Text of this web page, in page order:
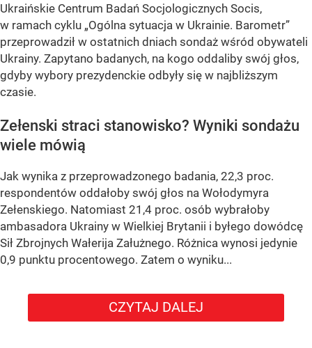
Ukraińskie Centrum Badań Socjologicznych Socis,
w ramach cyklu „Ogólna sytuacja w Ukrainie. Barometr”
przeprowadził w ostatnich dniach sondaż wśród obywateli
Ukrainy. Zapytano badanych, na kogo oddaliby swój głos,
gdyby wybory prezydenckie odbyły się w najbliższym
czasie.
Zełenski straci stanowisko? Wyniki sondażu
wiele mówią
Jak wynika z przeprowadzonego badania, 22,3 proc.
respondentów oddałoby swój głos na Wołodymyra
Zełenskiego. Natomiast 21,4 proc. osób wybrałoby
ambasadora Ukrainy w Wielkiej Brytanii i byłego dowódcę
Sił Zbrojnych Wałerija Załużnego. Różnica wynosi jedynie
0,9 punktu procentowego. Zatem o wyniku...
CZYTAJ DALEJ